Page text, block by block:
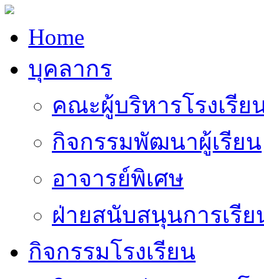
Home
บุคลากร
คณะผู้บริหารโรงเรีย
กิจกรรมพัฒนาผู้เรียน
อาจารย์พิเศษ
ฝ่ายสนับสนุนการเรี
กิจกรรมโรงเรียน